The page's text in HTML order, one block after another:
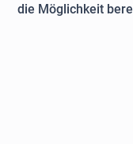
die Möglichkeit